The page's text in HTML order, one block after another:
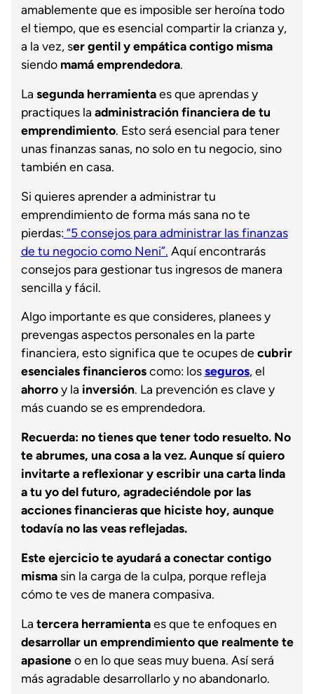
amablemente que es imposible ser heroína todo
el tiempo, que es esencial compartir la crianza y,
a la vez, ser gentil y empática contigo misma
siendomamá emprendedora.
La segunda herramientaes que aprendas y
practiques la administración financiera de tu
emprendimiento. Esto será esencial para tener
unas finanzas sanas, no solo en tu negocio, sino
también en casa.
Si quieres aprender a administrar tu
emprendimiento de forma más sana no te
pierdas: “5 consejos para administrar las finanzas
de tu negocio como Neni”. Aquí encontrarás
consejos para gestionar tus ingresos de manera
sencilla y fácil.
Algo importante es que consideres, planees y
prevengas aspectos personales en la parte
financiera, esto significa que te ocupes de cubrir
esenciales financieroscomo: losseguros, el
ahorroy la inversión. La prevención es clave y
más cuando se es emprendedora.
Recuerda: no tienes que tener todo resuelto. No
te abrumes, una cosa a la vez. Aunque sí quiero
invitarte a reflexionar y escribir una carta linda
a tu yo del futuro, agradeciéndole por las
acciones financieras que hiciste hoy, aunque
todavía no las veas reflejadas.
Este ejercicio te ayudará a conectar contigo
misma sin la carga de la culpa, porque refleja
cómo te ves de manera compasiva.
La tercera herramientaes que te enfoques en
desarrollar un emprendimiento que realmente te
apasioneo en lo que seas muy buena. Así será
más agradable desarrollarlo y no abandonarlo.